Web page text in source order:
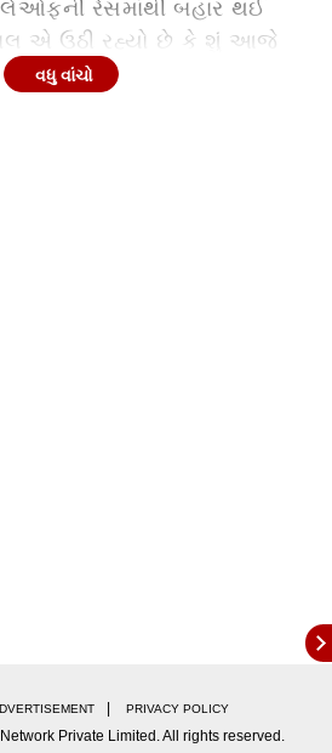
રેસમાંથી બહાર થઈ
એ ઉઠી રહ્યો છે કે શું આજે
સાથે જ ચેન્નાઈની ટીમ
વધુ વાંચો
PRIVACY POLICY
Private Limited. All rights reserved.